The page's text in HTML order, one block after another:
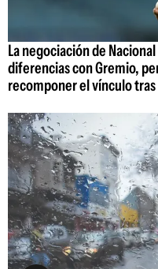
La negociación de
diferencias con Gremio,
recomponer el vínculo